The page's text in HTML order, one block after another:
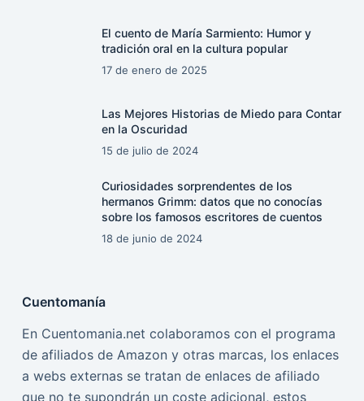
El cuento de María Sarmiento: Humor y
tradición oral en la cultura popular
17 de enero de 2025
Las Mejores Historias de Miedo para Contar
en la Oscuridad
15 de julio de 2024
Curiosidades sorprendentes de los
hermanos Grimm: datos que no conocías
sobre los famosos escritores de cuentos
18 de junio de 2024
Cuentomanía
En Cuentomania.net colaboramos con el programa
de afiliados de Amazon y otras marcas, los enlaces
a webs externas se tratan de enlaces de afiliado
que no te supondrán un coste adicional, estos